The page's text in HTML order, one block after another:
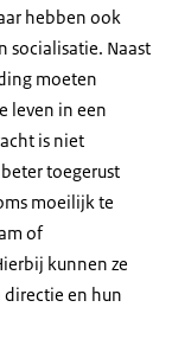
hebben ook
socialisatie. Naast
moeten
leven in een
is niet
toegerust
moeilijk te
of
kunnen ze
directie en hun